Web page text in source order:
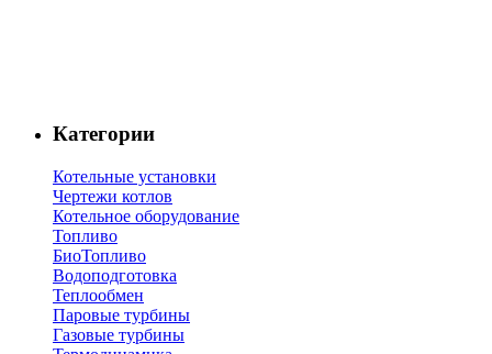
Категории
Котельные установки
Чертежи котлов
Котельное оборудование
Топливо
БиоТопливо
Водоподготовка
Теплообмен
Паровые турбины
Газовые турбины